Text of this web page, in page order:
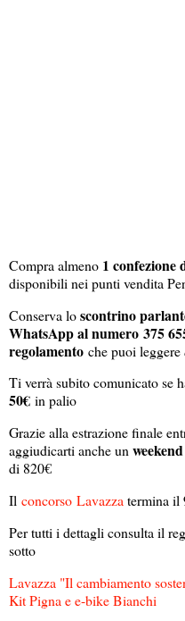
Compra almeno 1 confezione
disponibili nei punti vendita
Conserva loscontrino
WhatsApp al numero 375
regolamento che puoi leggere
Ti verrà subito comunicato se
50€ in palio
Grazie alla estrazione finale
aggiudicarti anche un
di 820€
Il concorso Lavazza termina il
Per tutti i dettagli consulta il
sotto
Lavazza "Il cambiamento
Kit Pigna e e-bike Bianchi